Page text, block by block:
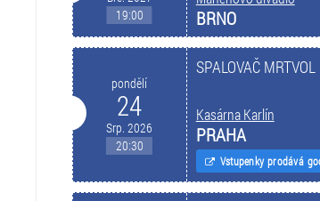
19:00
BRNO
pondělí
24
Srp. 2026
20:30
SPALOVAČ MRTVOL
Kasárna Karlín
PRAHA
Vstupenky prodává